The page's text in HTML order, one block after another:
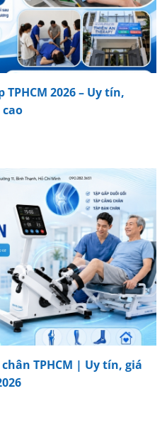
2026 – Uy tín,
TPHCM | Uy tín, giá